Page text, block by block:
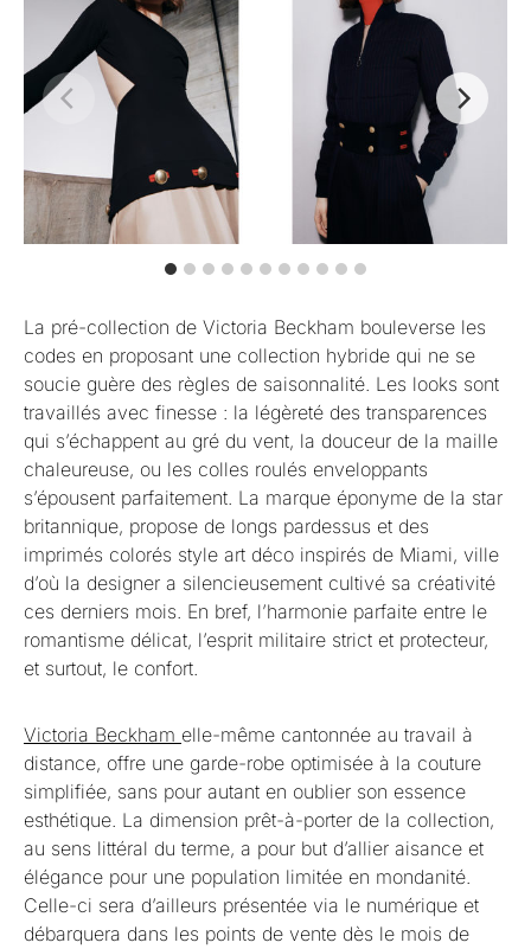
La pré-collection de Victoria Beckham bouleverse les
codes en proposant une collection hybride qui ne se
soucie guère des règles de saisonnalité. Les looks sont
travaillés avec finesse : la légèreté des transparences
qui s’échappent au gré du vent, la douceur de la maille
chaleureuse, ou les colles roulés enveloppants
s’épousent parfaitement. La marque éponyme de la star
britannique, propose de longs pardessus et des
imprimés colorés style art déco inspirés de Miami, ville
d’où la designer a silencieusement cultivé sa créativité
ces derniers mois. En bref, l’harmonie parfaite entre le
romantisme délicat, l’esprit militaire strict et protecteur,
et surtout, le confort.
Victoria Beckham elle-même cantonnée au travail à
distance, offre une garde-robe optimisée à la couture
simplifiée, sans pour autant en oublier son essence
esthétique. La dimension prêt-à-porter de la collection,
au sens littéral du terme, a pour but d’allier aisance et
élégance pour une population limitée en mondanité.
Celle-ci sera d’ailleurs présentée via le numérique et
débarquera dans les points de vente dès le mois de